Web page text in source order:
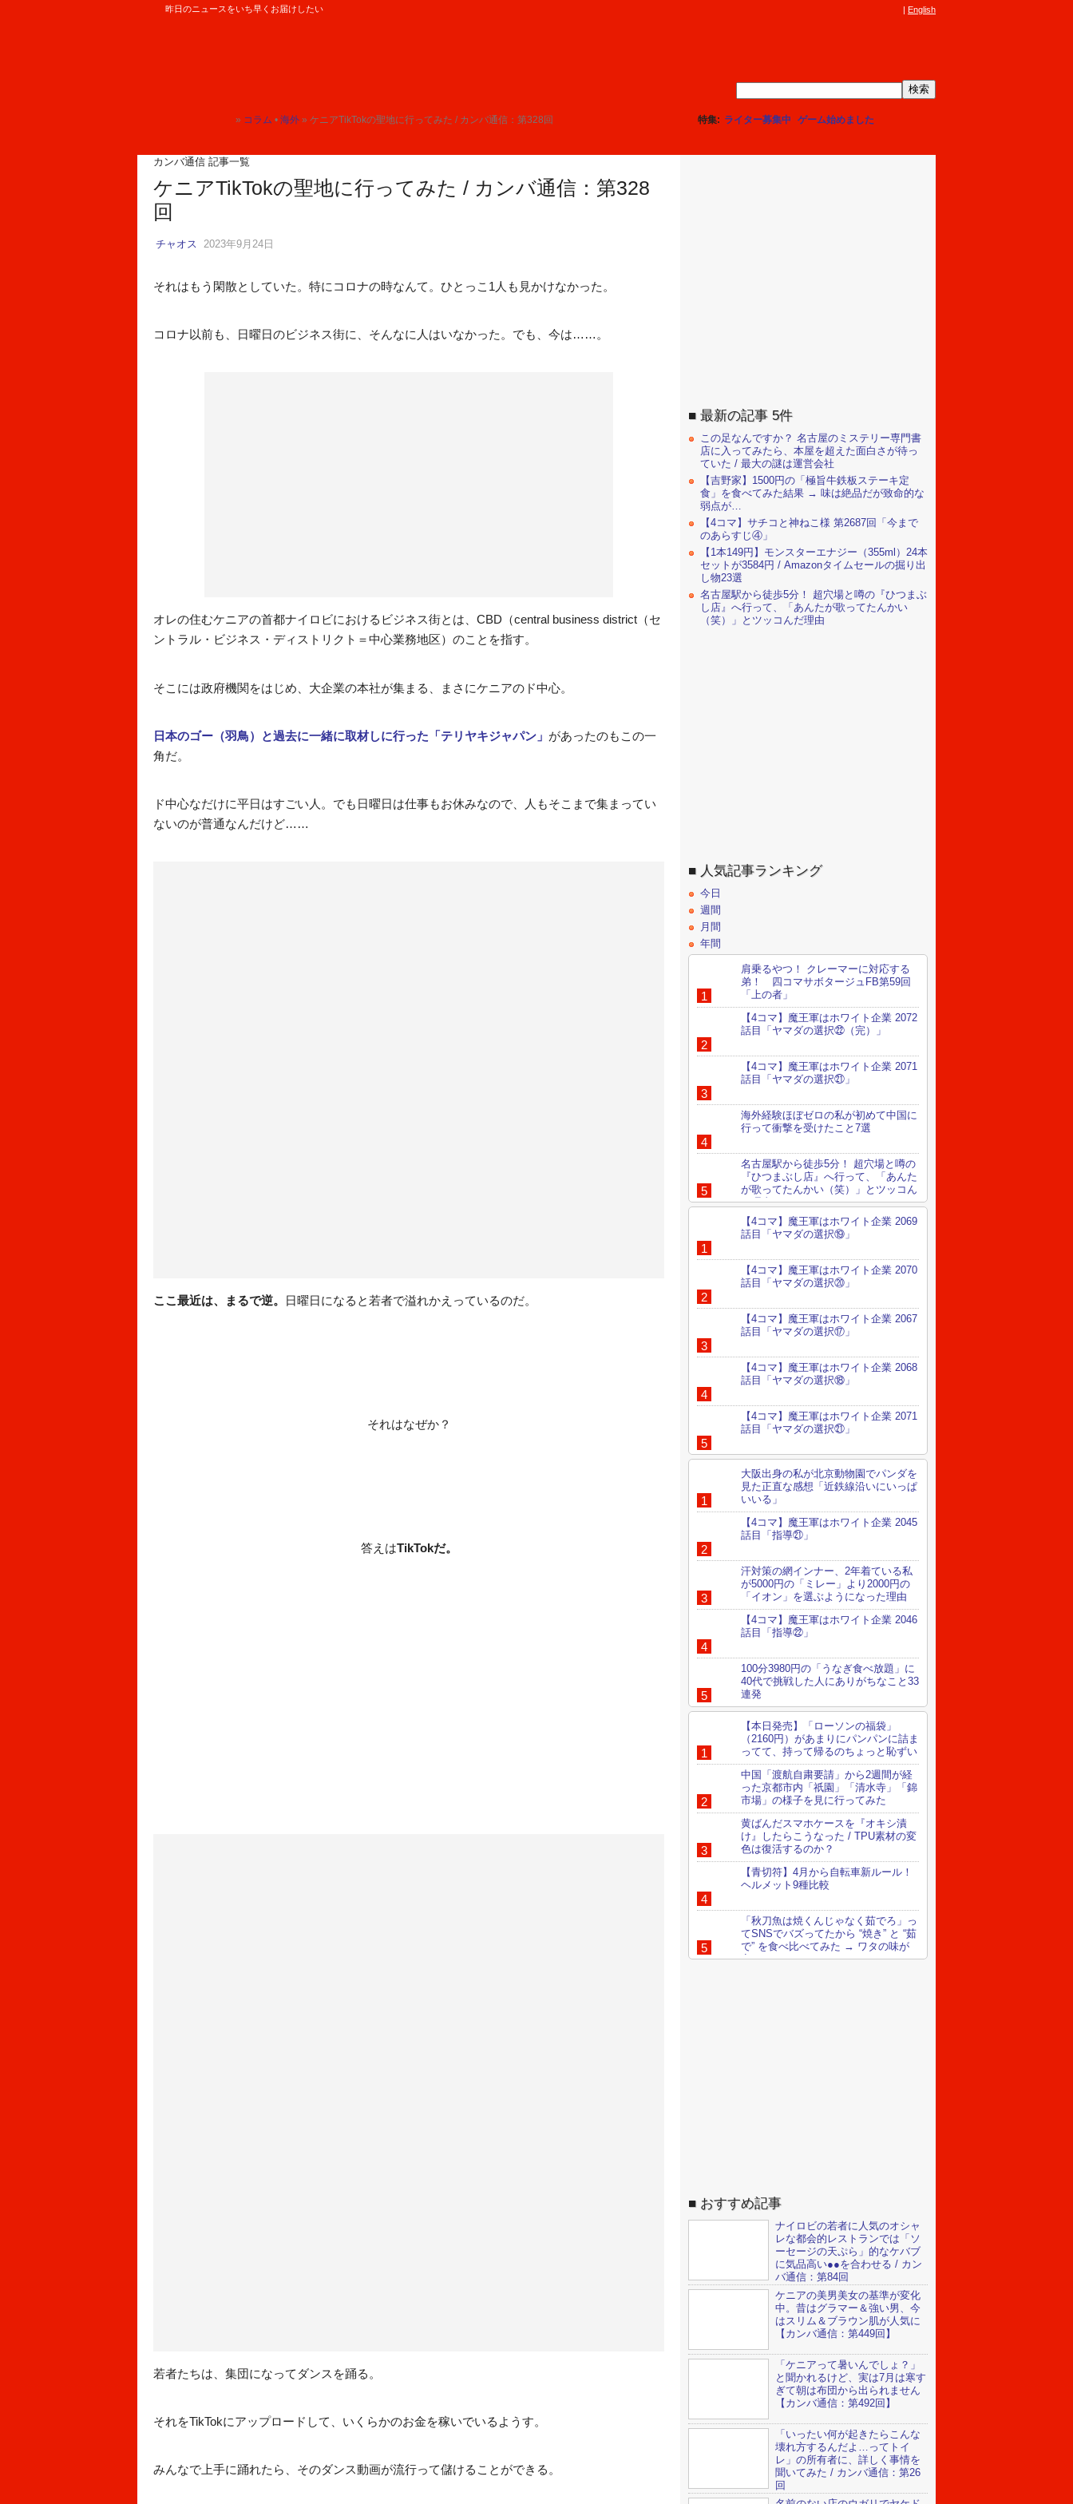
昨日のニュースをいち早くお届けしたい English
トップ
» コラム
トップ
• 海外 » ケニアTikTokの聖地に行ってみた / カンバ通信：第328回 特集 ライター募集中 ゲーム始めました
カンバ通信 記事一覧
ケニアTikTokの聖地に行ってみた / カンバ通信：第328
回
チャオス 2023年9月24日
それはもう閑散としていた。特にコロナの時なんて。ひとっこ1人も見かけなかった。
コロナ以前も、日曜日のビジネス街に、そんなに人はいなかった。でも、今は……。
オレの住むケニアの首都ナイロビにおけるビジネス街とは、CBD（central business district（セ
ントラル・ビジネス・ディストリクト＝中心業務地区）のことを指す。
そこには政府機関をはじめ、大企業の本社が集まる、まさにケニアのド中心。
日本のゴー（羽鳥）と過去に一緒に取材しに行った「テリヤキジャパン」 があったのもこの一
角だ。
ド中心なだけに平日はすごい人。でも日曜日は仕事もお休みなので、人もそこまで集まってい
ないのが普通なんだけど……
ここ最近は、まるで逆。 日曜日になると若者で溢れかえっているのだ。
それはなぜか？
答えはTikTokだ。
若者たちは、集団になってダンスを踊る。
それをTikTokにアップロードして、いくらかのお金を稼いでいるようす。
みんなで上手に踊れたら、そのダンス動画が流行って儲けることができる。
最新の記事 5件
この足なんですか？ 名古屋のミステリー専門書
店に入ってみたら、本屋を超えた面白さが待っ
ていた / 最大の謎は運営会社
【吉野家】1500円の「極旨牛鉄板ステーキ定
食」を食べてみた結果 → 味は絶品だが致命的な
弱点が…
【4コマ】サチコと神ねこ様 第2687回「今まで
のあらすじ④」
【1本149円】モンスターエナジー（355ml）24本
セットが3584円 / Amazonタイムセールの掘り出
し物23選
名古屋駅から徒歩5分！ 超穴場と噂の『ひつまぶ
し店』へ行って、「あんたが歌ってたんかい
（笑）」とツッコんだ理由
人気記事ランキング
今日
週間
月間
年間
肩乗るやつ！ クレーマーに対応する
弟！ 四コマサボタージュFB第59回
「上の者」
【4コマ】魔王軍はホワイト企業 2072
話目「ヤマダの選択㉒（完）」
【4コマ】魔王軍はホワイト企業 2071
話目「ヤマダの選択㉑」
海外経験ほぼゼロの私が初めて中国に
行って衝撃を受けたこと7選
名古屋駅から徒歩5分！ 超穴場と噂の
『ひつまぶし店』へ行って、「あんた
が歌ってたんかい（笑）」とツッコん
だ理由
【4コマ】魔王軍はホワイト企業 2069
話目「ヤマダの選択⑲」
【4コマ】魔王軍はホワイト企業 2070
話目「ヤマダの選択⑳」
【4コマ】魔王軍はホワイト企業 2067
話目「ヤマダの選択⑰」
【4コマ】魔王軍はホワイト企業 2068
話目「ヤマダの選択⑱」
【4コマ】魔王軍はホワイト企業 2071
話目「ヤマダの選択㉑」
大阪出身の私が北京動物園でパンダを
見た正直な感想「近鉄線沿いにいっぱ
いいる」
【4コマ】魔王軍はホワイト企業 2045
話目「指導㉑」
汗対策の網インナー、2年着ている私
が5000円の「ミレー」より2000円の
「イオン」を選ぶようになった理由
【4コマ】魔王軍はホワイト企業 2046
話目「指導㉒」
100分3980円の「うなぎ食べ放題」に
40代で挑戦した人にありがちなこと33
連発
【本日発売】「ローソンの福袋」
（2160円）があまりにパンパンに詰ま
ってて、持って帰るのちょっと恥ずい
中国「渡航自粛要請」から2週間が経
った京都市内「祇園」「清水寺」「錦
市場」の様子を見に行ってみた
黄ばんだスマホケースを『オキシ漬
け』したらこうなった / TPU素材の変
色は復活するのか？
【青切符】4月から自転車新ルール！
ヘルメット9種比較
「秋刀魚は焼くんじゃなく茹でろ」っ
てSNSでバズってたから “焼き” と “茹
で” を食べ比べてみた → ワタの味が
変わってる！
おすすめ記事
ナイロビの若者に人気のオシャ
レな都会的レストランでは「ソ
ーセージの天ぷら」的なケバブ
に気品高い●●を合わせる / カン
バ通信：第84回
ケニアの美男美女の基準が変化
中。昔はグラマー＆強い男、今
はスリム＆ブラウン肌が人気に
【カンバ通信：第449回】
「ケニアって暑いんでしょ？」
と聞かれるけど、実は7月は寒す
ぎて朝は布団から出られません
【カンバ通信：第492回】
「いったい何が起きたらこんな
壊れ方するんだよ…ってトイ
レ」の所有者に、詳しく事情を
聞いてみた / カンバ通信：第26
回